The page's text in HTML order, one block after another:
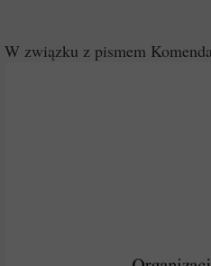
W związku z pismem